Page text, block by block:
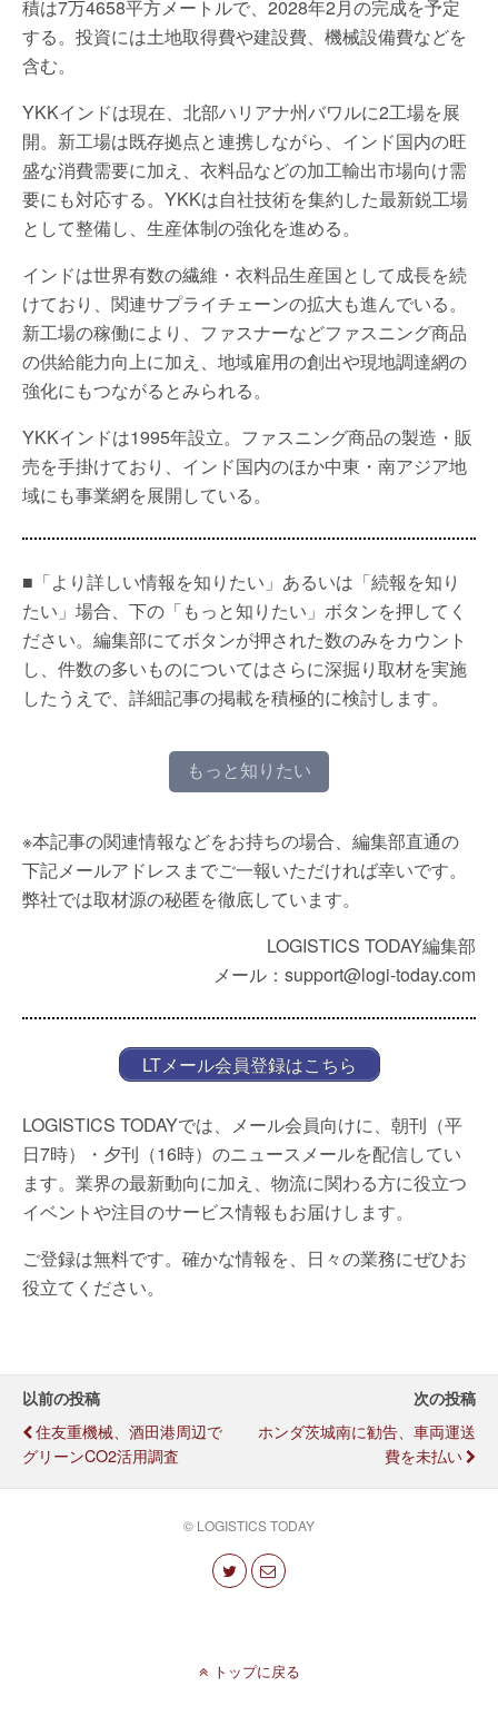
積は7万4658平方メートルで、2028年2月の完成を予定
する。投資には土地取得費や建設費、機械設備費などを
含む。
YKKインドは現在、北部ハリアナ州バワルに2工場を展
開。新工場は既存拠点と連携しながら、インド国内の旺
盛な消費需要に加え、衣料品などの加工輸出市場向け需
要にも対応する。YKKは自社技術を集約した最新鋭工場
として整備し、生産体制の強化を進める。
インドは世界有数の繊維・衣料品生産国として成長を続
けており、関連サプライチェーンの拡大も進んでいる。
新工場の稼働により、ファスナーなどファスニング商品
の供給能力向上に加え、地域雇用の創出や現地調達網の
強化にもつながるとみられる。
YKKインドは1995年設立。ファスニング商品の製造・販
売を手掛けており、インド国内のほか中東・南アジア地
域にも事業網を展開している。
■「より詳しい情報を知りたい」あるいは「続報を知り
たい」場合、下の「もっと知りたい」ボタンを押してく
ださい。編集部にてボタンが押された数のみをカウント
し、件数の多いものについてはさらに深掘り取材を実施
したうえで、詳細記事の掲載を積極的に検討します。
もっと知りたい
※本記事の関連情報などをお持ちの場合、編集部直通の
下記メールアドレスまでご一報いただければ幸いです。
弊社では取材源の秘匿を徹底しています。
LOGISTICS TODAY編集部
メール：support@logi-today.com
LTメール会員登録はこちら
LOGISTICS TODAYでは、メール会員向けに、朝刊（平
日7時）・夕刊（16時）のニュースメールを配信してい
ます。業界の最新動向に加え、物流に関わる方に役立つ
イベントや注目のサービス情報もお届けします。
ご登録は無料です。確かな情報を、日々の業務にぜひお
役立てください。
以前の投稿
住友重機械、酒田港周辺で
グリーンCO2活用調査
次の投稿
ホンダ茨城南に勧告、車両運送
費を未払い
© LOGISTICS TODAY
トップに戻る